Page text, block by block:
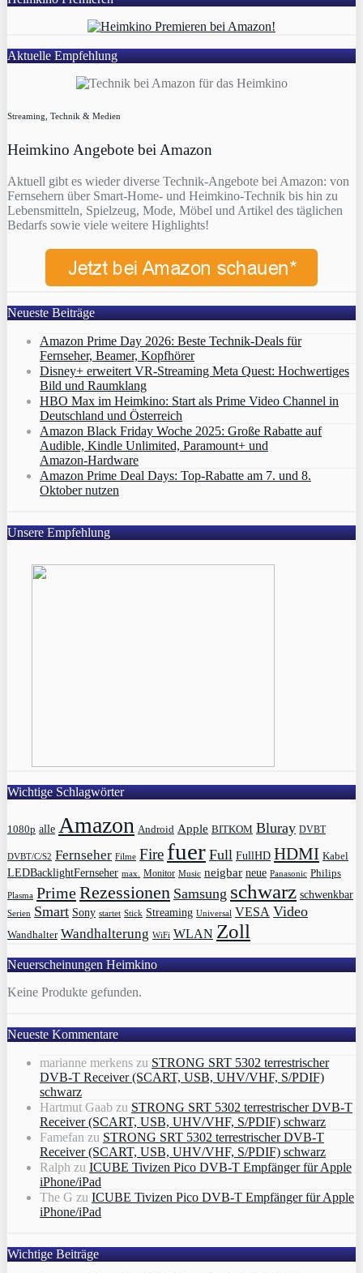
Aktuelle Empfehlung
Streaming, Technik & Medien
Heimkino Angebote bei Amazon
Aktuell gibt es wieder diverse Technik-Angebote bei Amazon: von
Fernsehern über Smart-Home- und Heimkino-Technik bis hin zu
Lebensmitteln, Spielzeug, Mode, Möbel und Artikel des täglichen
Bedarfs sowie viele weitere Highlights!
Neueste Beiträge
Amazon Prime Day 2026: Beste Technik-Deals für
Fernseher, Beamer, Kopfhörer
Disney+ erweitert VR‑Streaming Meta Quest: Hochwertiges
Bild und Raumklang
HBO Max im Heimkino: Start als Prime Video Channel in
Deutschland und Österreich
Amazon Black Friday Woche 2025: Große Rabatte auf
Audible, Kindle Unlimited, Paramount+ und
Amazon‑Hardware
Amazon Prime Deal Days: Top-Rabatte am 7. und 8.
Oktober nutzen
Unsere Empfehlung
Wichtige Schlagwörter
1080p alle Amazon Android Apple BITKOM Bluray DVBT
DVBT/C/S2 Fernseher Filme Fire fuer Full FullHD HDMI Kabel
LEDBacklightFernseher max. Monitor Music neigbar neue Panasonic Philips
Plasma PrimeRezessionen Samsung schwarz schwenkbar
Serien Smart Sony startet Stick Streaming Universal VESA Video
Wandhalter Wandhalterung WiFi WLAN Zoll
Neuerscheinungen Heimkino
Keine Produkte gefunden.
Neueste Kommentare
marianne merkens zu STRONG SRT 5302 terrestrischer
DVB-T Receiver (SCART, USB, UHV/VHF, S/PDIF)
schwarz
Hartmut Gaab zu STRONG SRT 5302 terrestrischer DVB-T
Receiver (SCART, USB, UHV/VHF, S/PDIF) schwarz
Famefan zu STRONG SRT 5302 terrestrischer DVB-T
Receiver (SCART, USB, UHV/VHF, S/PDIF) schwarz
Ralph zu ICUBE Tivizen Pico DVB-T Empfänger für Apple
iPhone/iPad
The G zu ICUBE Tivizen Pico DVB-T Empfänger für Apple
iPhone/iPad
Wichtige Beiträge